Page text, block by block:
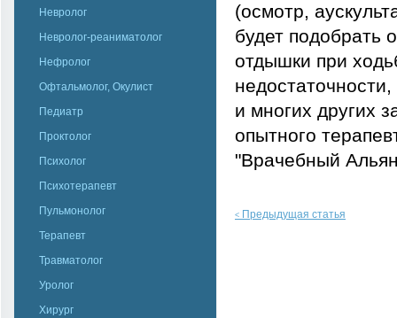
Невролог
Невролог-реаниматолог
Нефролог
Офтальмолог, Окулист
Педиатр
Проктолог
Психолог
Психотерапевт
Пульмонолог
Терапевт
Травматолог
Уролог
Хирург
(осмотр,
будет подобрать
отдышки при
и многих других
опытного
"Врачебный
< Предыдущая статья